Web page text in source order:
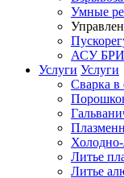
Умные
АСУ
Услуги Услуги
Сварка в
Литье
Литье